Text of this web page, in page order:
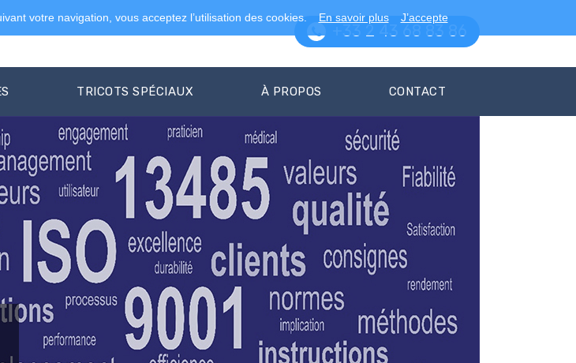
+33 2 43 68 83 86
TRICOTS SPÉCIAUX À PROPOS CONTACT
votre navigation, vous acceptez l’utilisation des cookies. En savoir plus J’accepte